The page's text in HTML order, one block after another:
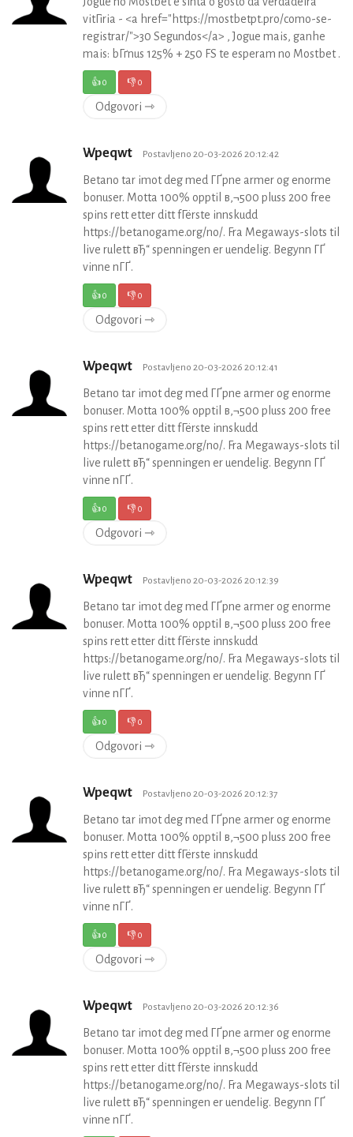
vitГіria - <a href="https://mostbetpt.pro/como-se-
registrar/">30 Segundos</a> , Jogue mais, ganhe
mais: bГґnus 125% + 250 FS te esperam no Mostbet .
👍0 👎0
Odgovori ⇾
Wpeqwt Postavljeno 20-03-2026 20:12:42
Betano tar imot deg med ГҐpne armer og enorme
bonuser. Motta 100% opptil в‚¬500 pluss 200 free
spins rett etter ditt fГёrste innskudd
https://betanogame.org/no/. Fra Megaways-slots til
live rulett вЂ“ spenningen er uendelig. Begynn ГҐ
vinne nГҐ.
👍0 👎0
Odgovori ⇾
Wpeqwt Postavljeno 20-03-2026 20:12:41
Betano tar imot deg med ГҐpne armer og enorme
bonuser. Motta 100% opptil в‚¬500 pluss 200 free
spins rett etter ditt fГёrste innskudd
https://betanogame.org/no/. Fra Megaways-slots til
live rulett вЂ“ spenningen er uendelig. Begynn ГҐ
vinne nГҐ.
👍0 👎0
Odgovori ⇾
Wpeqwt Postavljeno 20-03-2026 20:12:39
Betano tar imot deg med ГҐpne armer og enorme
bonuser. Motta 100% opptil в‚¬500 pluss 200 free
spins rett etter ditt fГёrste innskudd
https://betanogame.org/no/. Fra Megaways-slots til
live rulett вЂ“ spenningen er uendelig. Begynn ГҐ
vinne nГҐ.
👍0 👎0
Odgovori ⇾
Wpeqwt Postavljeno 20-03-2026 20:12:37
Betano tar imot deg med ГҐpne armer og enorme
bonuser. Motta 100% opptil в‚¬500 pluss 200 free
spins rett etter ditt fГёrste innskudd
https://betanogame.org/no/. Fra Megaways-slots til
live rulett вЂ“ spenningen er uendelig. Begynn ГҐ
vinne nГҐ.
👍0 👎0
Odgovori ⇾
Wpeqwt Postavljeno 20-03-2026 20:12:36
Betano tar imot deg med ГҐpne armer og enorme
bonuser. Motta 100% opptil в‚¬500 pluss 200 free
spins rett etter ditt fГёrste innskudd
https://betanogame.org/no/. Fra Megaways-slots til
live rulett вЂ“ spenningen er uendelig. Begynn ГҐ
vinne nГҐ.